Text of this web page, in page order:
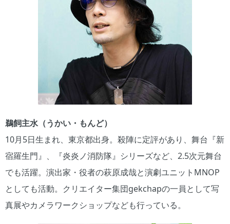
鵜飼主水（うかい・もんど）
10月5日生まれ、東京都出身。殺陣に定評があり、舞台『新
宿羅生門』、『炎炎ノ消防隊』シリーズなど、2.5次元舞台
でも活躍。演出家・役者の萩原成哉と演劇ユニットMNOP
としても活動。クリエイター集団gekchapの一員として写
真展やカメラワークショップなども行っている。